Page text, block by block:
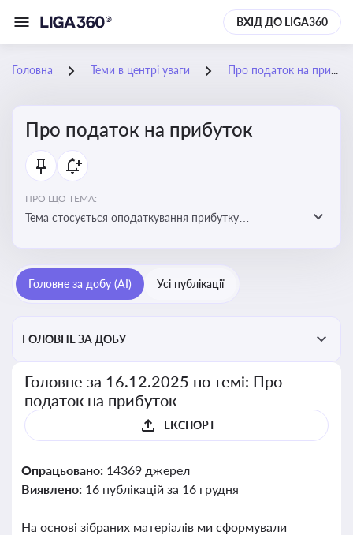
ВХІД ДО LIGA360
Головна Теми в центрі уваги Про податок на прибуток
Про податок на прибуток
ПРО ЩО ТЕМА:
Тема стосується оподаткування прибутку
звітність для бізнесу, бухгалтерів і юристів
Головне за добу (AI) Усі публікації
ГОЛОВНЕ ЗА ДОБУ
Головне за 16.12.2025 по темі: Про
податок на прибуток
ЕКСПОРТ
Опрацьовано: 14369 джерел
Виявлено: 16 публікацій за 16 грудня
На основі зібраних матеріалів ми сформували